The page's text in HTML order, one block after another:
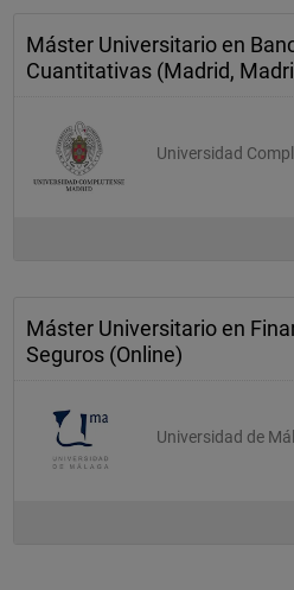
Máster Universitario en
Cuantitativas (Madrid,
Universidad
Máster Universitario en
Seguros (Online)
Universidad de